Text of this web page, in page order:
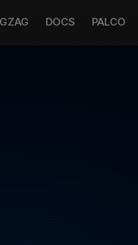
DOCS PALCO